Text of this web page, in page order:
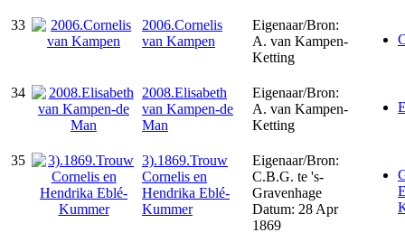
33
2006.Cornelis
van Kampen
Eigenaar/Bron:
A. van Kampen-
Ketting
34
2008.Elisabeth
van Kampen-de
Man
Eigenaar/Bron:
A. van Kampen-
Ketting
35
3).1869.Trouw
Cornelis en
Hendrika Eblé-
Kummer
Eigenaar/Bron:
C.B.G. te 's-
Gravenhage
Datum: 28 Apr
1869